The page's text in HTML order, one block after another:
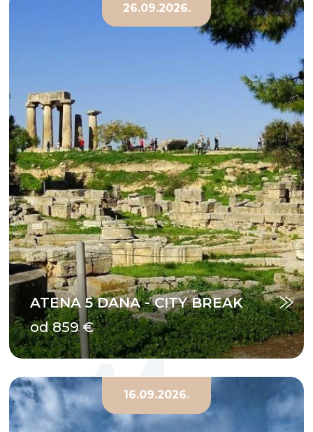
26.09.2026.
ATENA 5 DANA - CITY BREAK
od 859 €
16.09.2026.